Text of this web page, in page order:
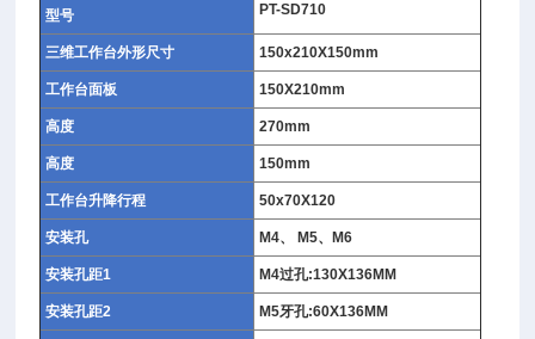
型号 PT-SD710
三维工作台外形尺寸 150x210X150mm
工作台面板 150X210mm
高度 270mm
高度 150mm
工作台升降行程 50x70X120
安装孔 M4、 M5、 M6
安装孔距1 M4过孔:130X136MM
安装孔距2 M5牙孔:60X136MM